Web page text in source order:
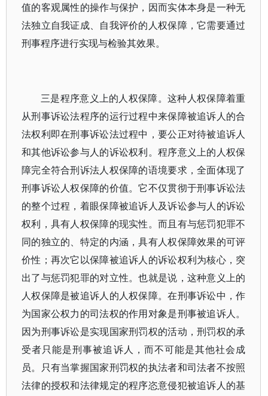
值的客观属性的操作与保护，因而实体本身是一种无
法独立自我证成、自我评价的人权保障，它需要通过
刑事程序进行实现与检验其效果。
三是程序意义上的人权保障。这种人权保障着重
从刑事诉讼法程序的运行过程中来保障被追诉人的合
法权利即在刑事诉讼法过程中，要公正对待被追诉人
和其他诉讼参与人的诉讼权利。程序意义上的人权保
障完全符合刑诉法人权保障的语境要求，全面体现了
刑事诉讼人权保障的价值。它不仅贯彻于刑事诉讼法
的整个过程，着眼保障被追诉人及诉讼参与人的诉讼
权利，具有人权保障的现实性。而且有与惩罚犯罪不
同的独立的、特定的内涵，具有人权保障效果的可评
价性；再次它以保障被追诉人的诉讼权利为核心，突
出了与惩罚犯罪的对立性。也就是说，这种意义上的
人权保障是被追诉人的人权保障。在刑事诉讼中，作
为国家公权力的司法权的作用对象是刑事被追诉人。
因为刑事诉讼是实现国家刑罚权的活动，刑罚权的承
受者只能是刑事被追诉人，而不可能是其他社会成
员。只有当掌握国家刑罚权的执法者和司法者不按照
法律的授权和法律规定的程序恣意侵犯被追诉人的基